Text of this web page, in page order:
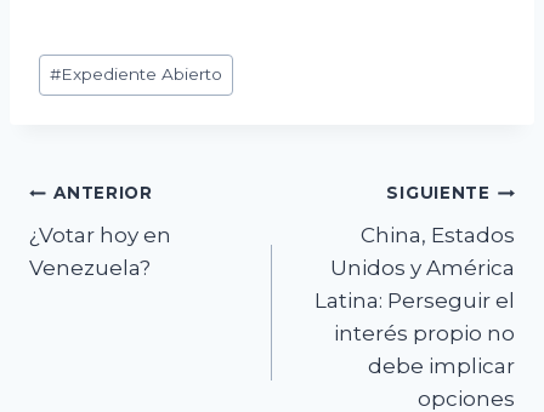
Etiquetas
de
#Expediente Abierto
Navegación
de
ANTERIOR
¿Votar hoy en
Venezuela?
SIGUIENTE
China, Estados
Unidos y América
Latina: Perseguir el
interés propio no
debe implicar
opciones